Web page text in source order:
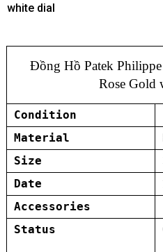
white dial
Đồng Hồ Patek
Rose Gold
Condition
Material
Size
Date
Accessories
Status